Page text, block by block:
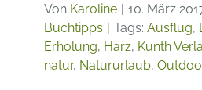
Von Karoline | 10. März
Buchtipps | Tags: Ausflug,
Erholung, Harz, Kunth
natur, Natururlaub,